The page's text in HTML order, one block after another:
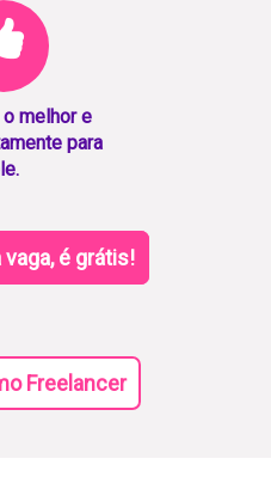
melhor e
para
é grátis!
Freelancer